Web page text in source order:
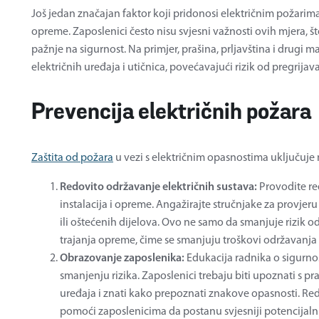
Još jedan značajan faktor koji pridonosi električnim
opreme. Zaposlenici često nisu svjesni važnosti ovih mjera,
pažnje na sigurnost. Na primjer, prašina, prljavština i drugi
električnih uređaja i utičnica, povećavajući rizik od
Prevencija električnih požara
Zaštita od požara u vezi s električnim opasnostima
Redovito održavanje električnih sustava: Provodite
instalacija i opreme. Angažirajte stručnjake za
ili oštećenih dijelova. Ovo ne samo da smanjuje rizik
trajanja opreme, čime se smanjuju troškovi održavanja
Obrazovanje zaposlenika: Edukacija radnika o
smanjenju rizika. Zaposlenici trebaju biti upoznati s
uređaja i znati kako prepoznati znakove opasnosti.
pomoći zaposlenicima da postanu svjesniji